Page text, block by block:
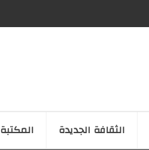
الثقافة الجدیدة المكتبة